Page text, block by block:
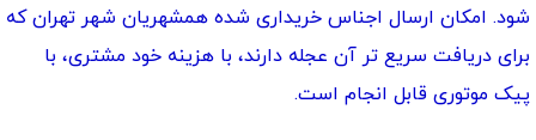
شود. امکان ارسال اجناس خریداری شده همشهریان شهر تهران که
برای دریافت سریع تر آن عجله دارند، با هزینه خود مشتری، با
پیک موتوری قابل انجام است.